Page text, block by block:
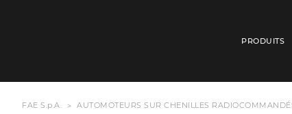
PRODUITS
FAE S.p.A. AUTOMOTEURS SUR CHENILLES